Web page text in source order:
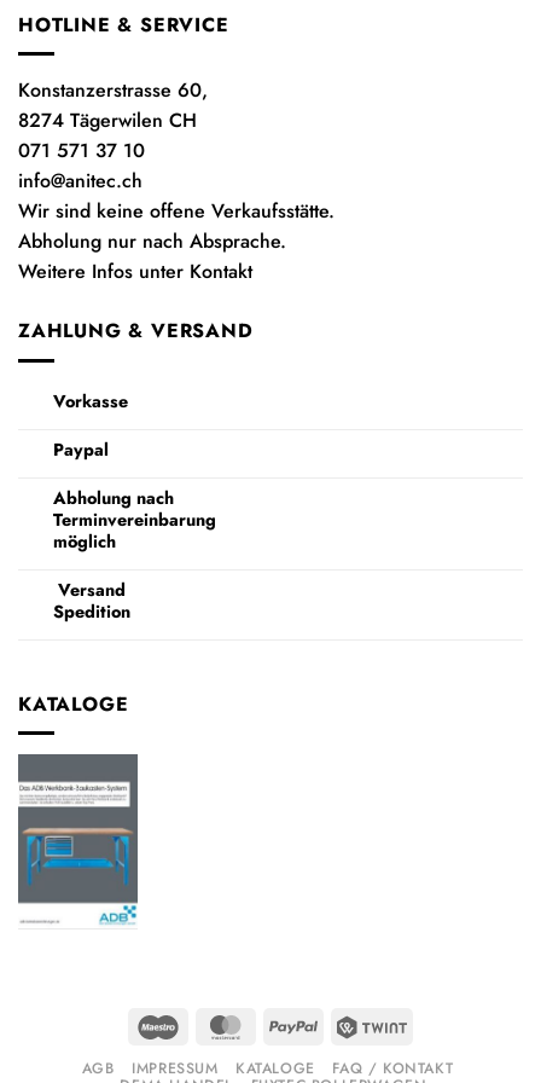
HOTLINE & SERVICE
Konstanzerstrasse 60,
8274 Tägerwilen CH
071 571 37 10
info@anitec.ch
Wir sind keine offene Verkaufsstätte.
Abholung nur nach Absprache.
Weitere Infos unter Kontakt
ZAHLUNG & VERSAND
Vorkasse
Paypal
Abholung nach
Terminvereinbarung
möglich
Versand
Spedition
KATALOGE
Maestro MasterCardPayPal Twint
AGB IMPRESSUM KATALOGE FAQ / KONTAKT